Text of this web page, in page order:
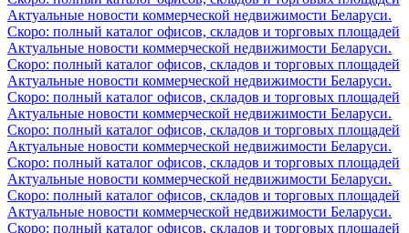
Актуальные новости коммерческой недвижимости Беларуси.
Скоро: полный каталог офисов, складов и торговых площадей
Актуальные новости коммерческой недвижимости Беларуси.
Скоро: полный каталог офисов, складов и торговых площадей
Актуальные новости коммерческой недвижимости Беларуси.
Скоро: полный каталог офисов, складов и торговых площадей
Актуальные новости коммерческой недвижимости Беларуси.
Скоро: полный каталог офисов, складов и торговых площадей
Актуальные новости коммерческой недвижимости Беларуси.
Скоро: полный каталог офисов, складов и торговых площадей
Актуальные новости коммерческой недвижимости Беларуси.
Скоро: полный каталог офисов, складов и торговых площадей
Актуальные новости коммерческой недвижимости Беларуси.
Скоро: полный каталог офисов, складов и торговых площадей